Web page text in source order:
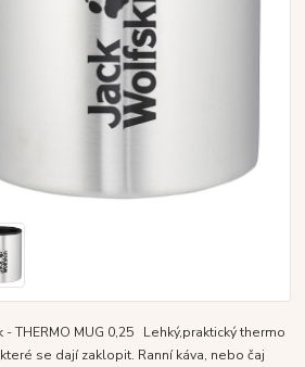
THERMO MUG 0,25 Lehký,praktický thermo
se dají zaklopit. Ranní káva, nebo čaj